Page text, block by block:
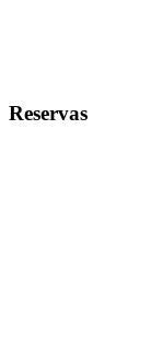
Reservas